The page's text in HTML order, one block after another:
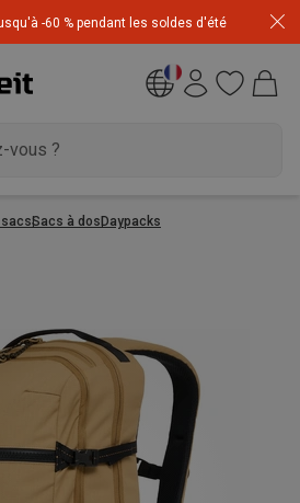
-60 % pendant les soldes d'été
cher! Code
Sacs à dosDaypacks